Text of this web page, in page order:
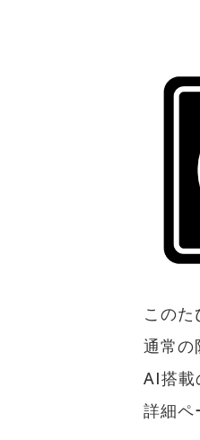
この
通常の
AI搭載
詳細ペ